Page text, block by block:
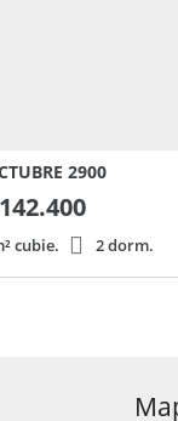
2900
142.400
cubie. 2 dorm.